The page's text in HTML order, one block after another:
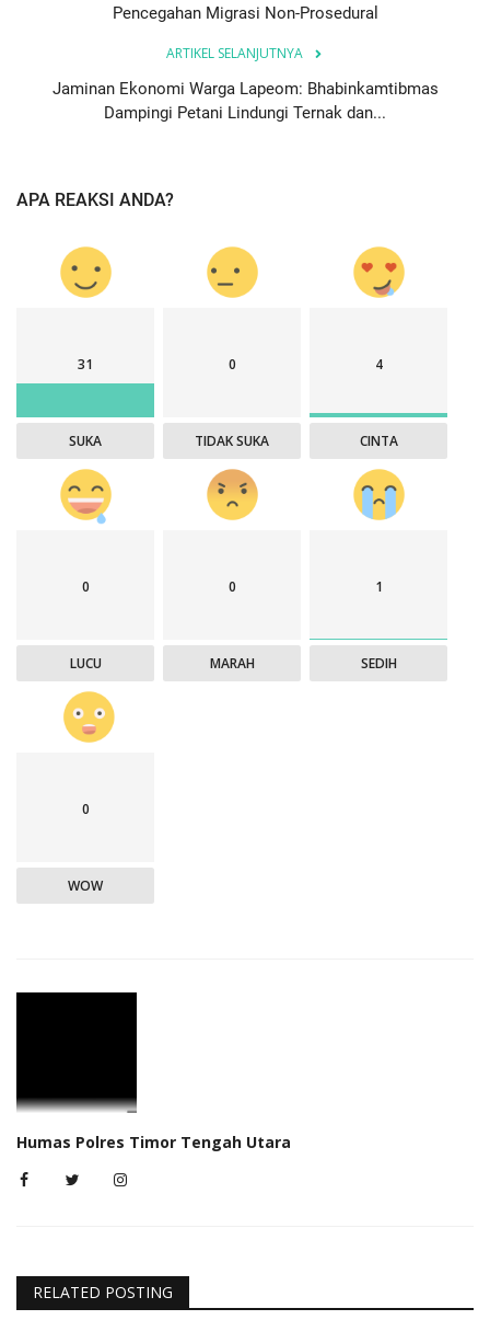
Pencegahan Migrasi Non-Prosedural
ARTIKEL SELANJUTNYA
Jaminan Ekonomi Warga Lapeom: Bhabinkamtibmas
Dampingi Petani Lindungi Ternak dan...
APA REAKSI ANDA?
31
SUKA
0
TIDAK SUKA
4
CINTA
0
LUCU
0
MARAH
1
SEDIH
0
WOW
Humas Polres Timor Tengah Utara
RELATED POSTING